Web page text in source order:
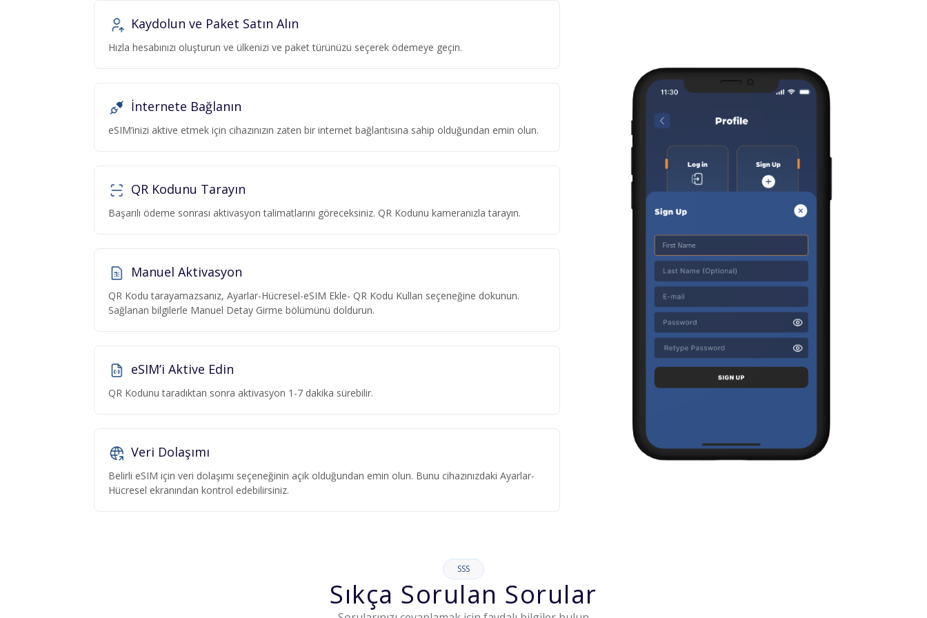
Kaydolun ve Paket Satın Alın
Hızla hesabınızı oluşturun ve ülkenizi ve paket türünüzü seçerek ödemeye geçin.
İnternete Bağlanın
eSIM’inizi aktive etmek için cihazınızın zaten bir internet bağlantısına sahip olduğundan emin olun.
QR Kodunu Tarayın
Başarılı ödeme sonrası aktivasyon talimatlarını göreceksiniz. QR Kodunu kameranızla tarayın.
Manuel Aktivasyon
QR Kodu tarayamazsanız, Ayarlar-Hücresel-eSIM Ekle- QR Kodu Kullan seçeneğine dokunun.
Sağlanan bilgilerle Manuel Detay Girme bölümünü doldurun.
eSIM’i Aktive Edin
QR Kodunu taradıktan sonra aktivasyon 1-7 dakika sürebilir.
Veri Dolaşımı
Belirli eSIM için veri dolaşımı seçeneğinin açık olduğundan emin olun. Bunu cihazınızdaki Ayarlar-
Hücresel ekranından kontrol edebilirsiniz.
SSS
Sıkça Sorulan Sorular